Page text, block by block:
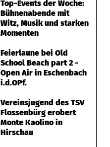
Top-Events der Woche:
Bühnenabende mit
Witz, Musik und starken
Momenten
Feierlaune bei Old
School Beach part 2 -
Open Air in Eschenbach
i.d.OPf.
Vereinsjugend des TSV
Flossenbürg erobert
Monte Kaolino in
Hirschau